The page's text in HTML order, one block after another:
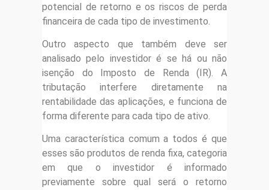
potencial de retorno e os riscos de perda
financeira de cada tipo de investimento.
Outro aspecto que também deve ser
analisado pelo investidor é se há ou não
isenção do Imposto de Renda (IR). A
tributação interfere diretamente na
rentabilidade das aplicações, e funciona de
forma diferente para cada tipo de ativo.
Uma característica comum a todos é que
esses são produtos de renda fixa, categoria
em que o investidor é informado
previamente sobre qual será o retorno